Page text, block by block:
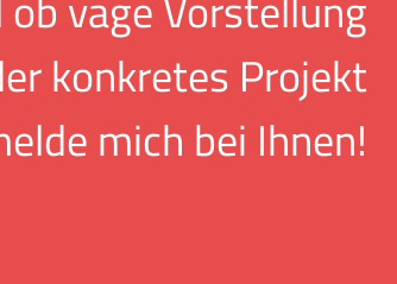
konkretes Projekt
mich bei Ihnen!